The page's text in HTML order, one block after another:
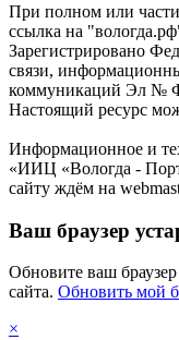
При полном или
ссылка на
Зарегистрировано
связи,
коммуникаций Эл №
Настоящий ресурс
Информационное и
«ИИЦ «Вологда -
сайту ждём на
Ваш браузер
Обновите ваш
сайта. Обновить мой
×